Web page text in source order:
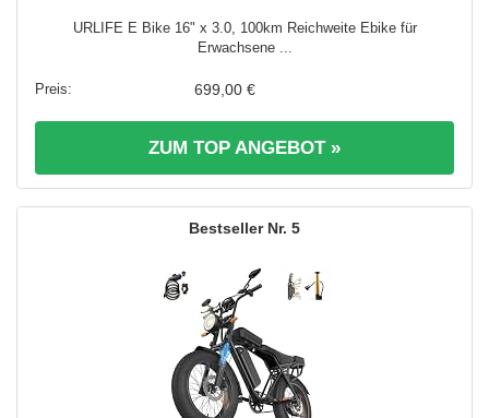
URLIFE E Bike 16" x 3.0, 100km Reichweite Ebike für
Erwachsene ...
699,00 €
ZUM TOP ANGEBOT »
5